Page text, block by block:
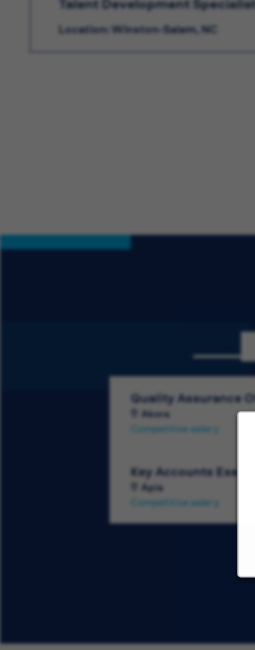
Location: Winston-Salem, NC
Quality Assurance
Akora
Competitive salary
Key Accounts
Apia
Competitive salary